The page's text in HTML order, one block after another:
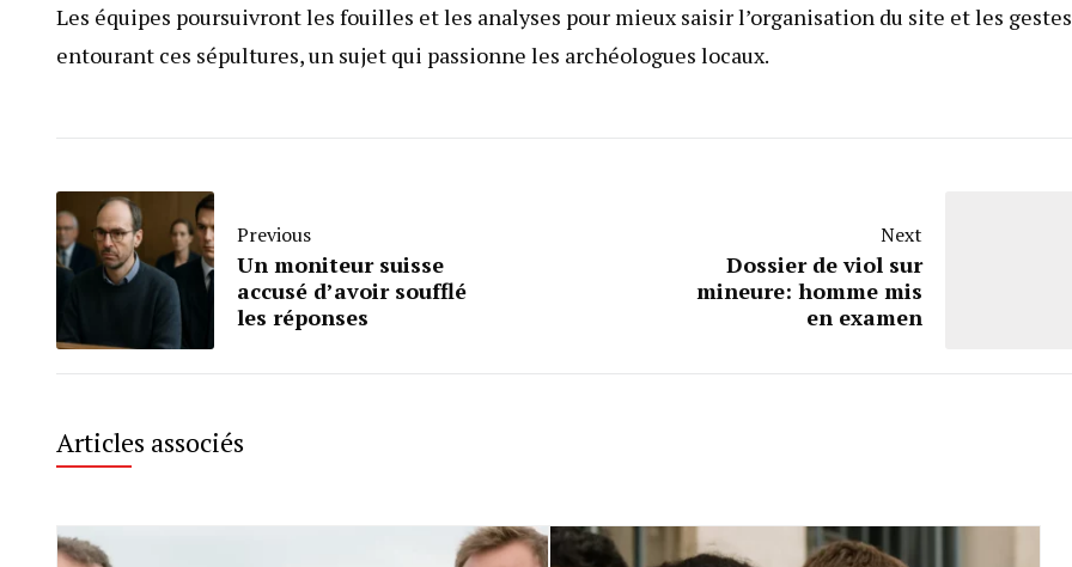
Les équipes poursuivront les fouilles et les analyses pour mieux saisir l’organisation du site et les gestes
entourant ces sépultures, un sujet qui passionne les archéologues locaux.
Previous
Un moniteur suisse
accusé d’avoir soufflé
les réponses
Next
Dossier de viol sur
mineure: homme mis
en examen
Articles associés